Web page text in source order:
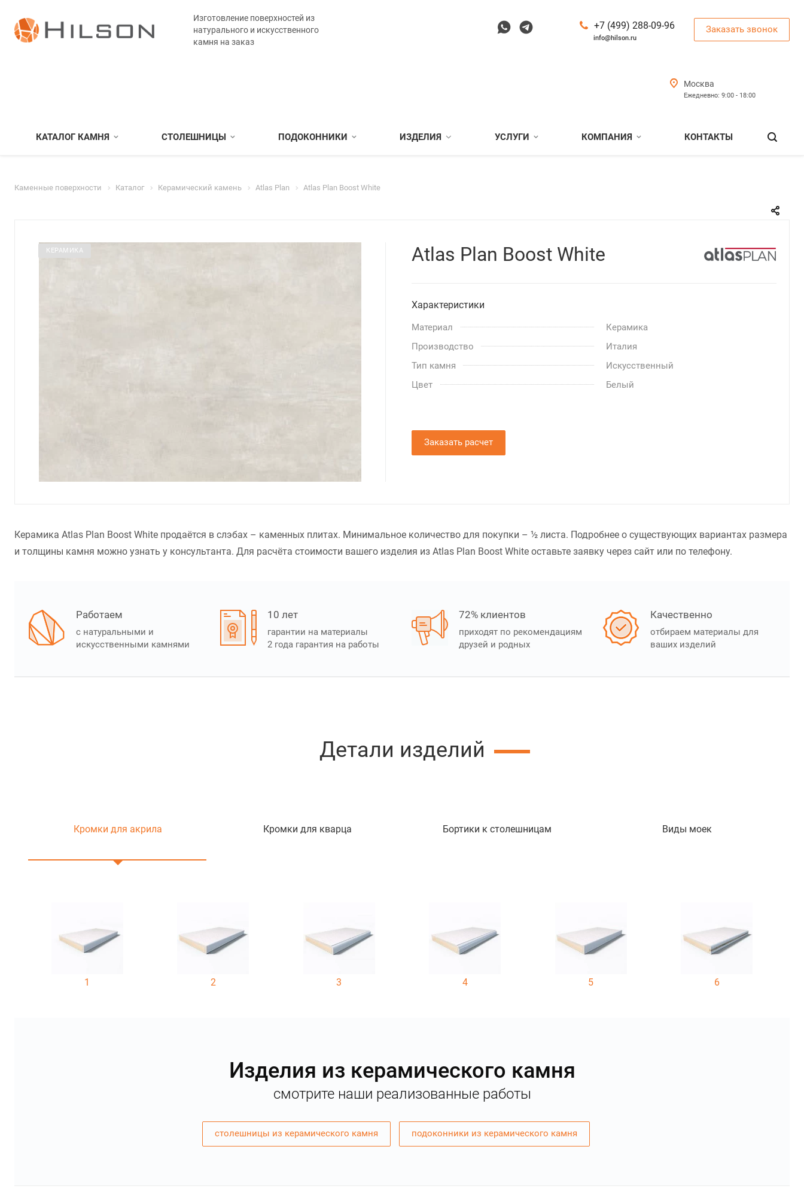
Изготовление поверхностей из
натурального и искусственного
камня на заказ
+7 (499) 288-09-96
info@hilson.ru
Заказать звонок
Москва
Ежедневно: 9:00 - 18:00
КАТАЛОГ КАМНЯ СТОЛЕШНИЦЫ ПОДОКОННИКИ ИЗДЕЛИЯ УСЛУГИ КОМПАНИЯ КОНТАКТЫ
Каменные поверхности Каталог Керамический камень Atlas Plan Atlas Plan Boost White
КЕРАМИКА Atlas Plan Boost White
Характеристики
Материал
Керамика
Производство
Италия
Тип камня
Искусственный
Цвет
Белый
Заказать расчет
Керамика Atlas Plan Boost White продаётся в слэбах – каменных плитах. Минимальное количество для покупки – ½ листа. Подробнее о существующих вариантах размера
и толщины камня можно узнать у консультанта. Для расчёта стоимости вашего изделия из Atlas Plan Boost White оставьте заявку через сайт или по телефону.
Работаем
с натуральными и
искусственными камнями
10 лет
гарантии на материалы
2 года гарантия на работы
72% клиентов
приходят по рекомендациям
друзей и родных
Качественно
отбираем материалы для
ваших изделий
Детали изделий
Кромки для акрила Кромки для кварца Бортики к столешницам Виды моек
1 2 3 4 5 6
Изделия из керамического камня
смотрите наши реализованные работы
столешницы из керамического камня подоконники из керамического камня